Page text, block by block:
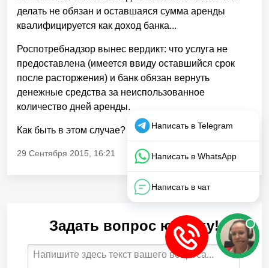
делать не обязан и оставшаяся сумма аренды
квалифицируется как доход банка...
Роспотребнадзор вынес вердикт: что услуга не
предоставлена (имеется ввиду оставшийся срок
после расторжения) и банк обязан вернуть
денежные средства за неиспользованное
количество дней аренды.
Как быть в этом случае?
29 Сентября 2015, 16:21
Задать вопрос юристу!